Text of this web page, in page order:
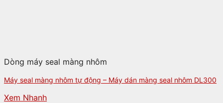
Dòng máy seal màng nhôm
Máy seal màng nhôm tự động – Máy dán màng seal nhôm DL300
Xem Nhanh